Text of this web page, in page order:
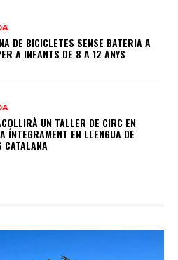
DE BICICLETES SENSE BATERIA A
A INFANTS DE 8 A 12 ANYS
UN TALLER DE CIRC EN
ÍNTEGRAMENT EN LLENGUA DE
CATALANA